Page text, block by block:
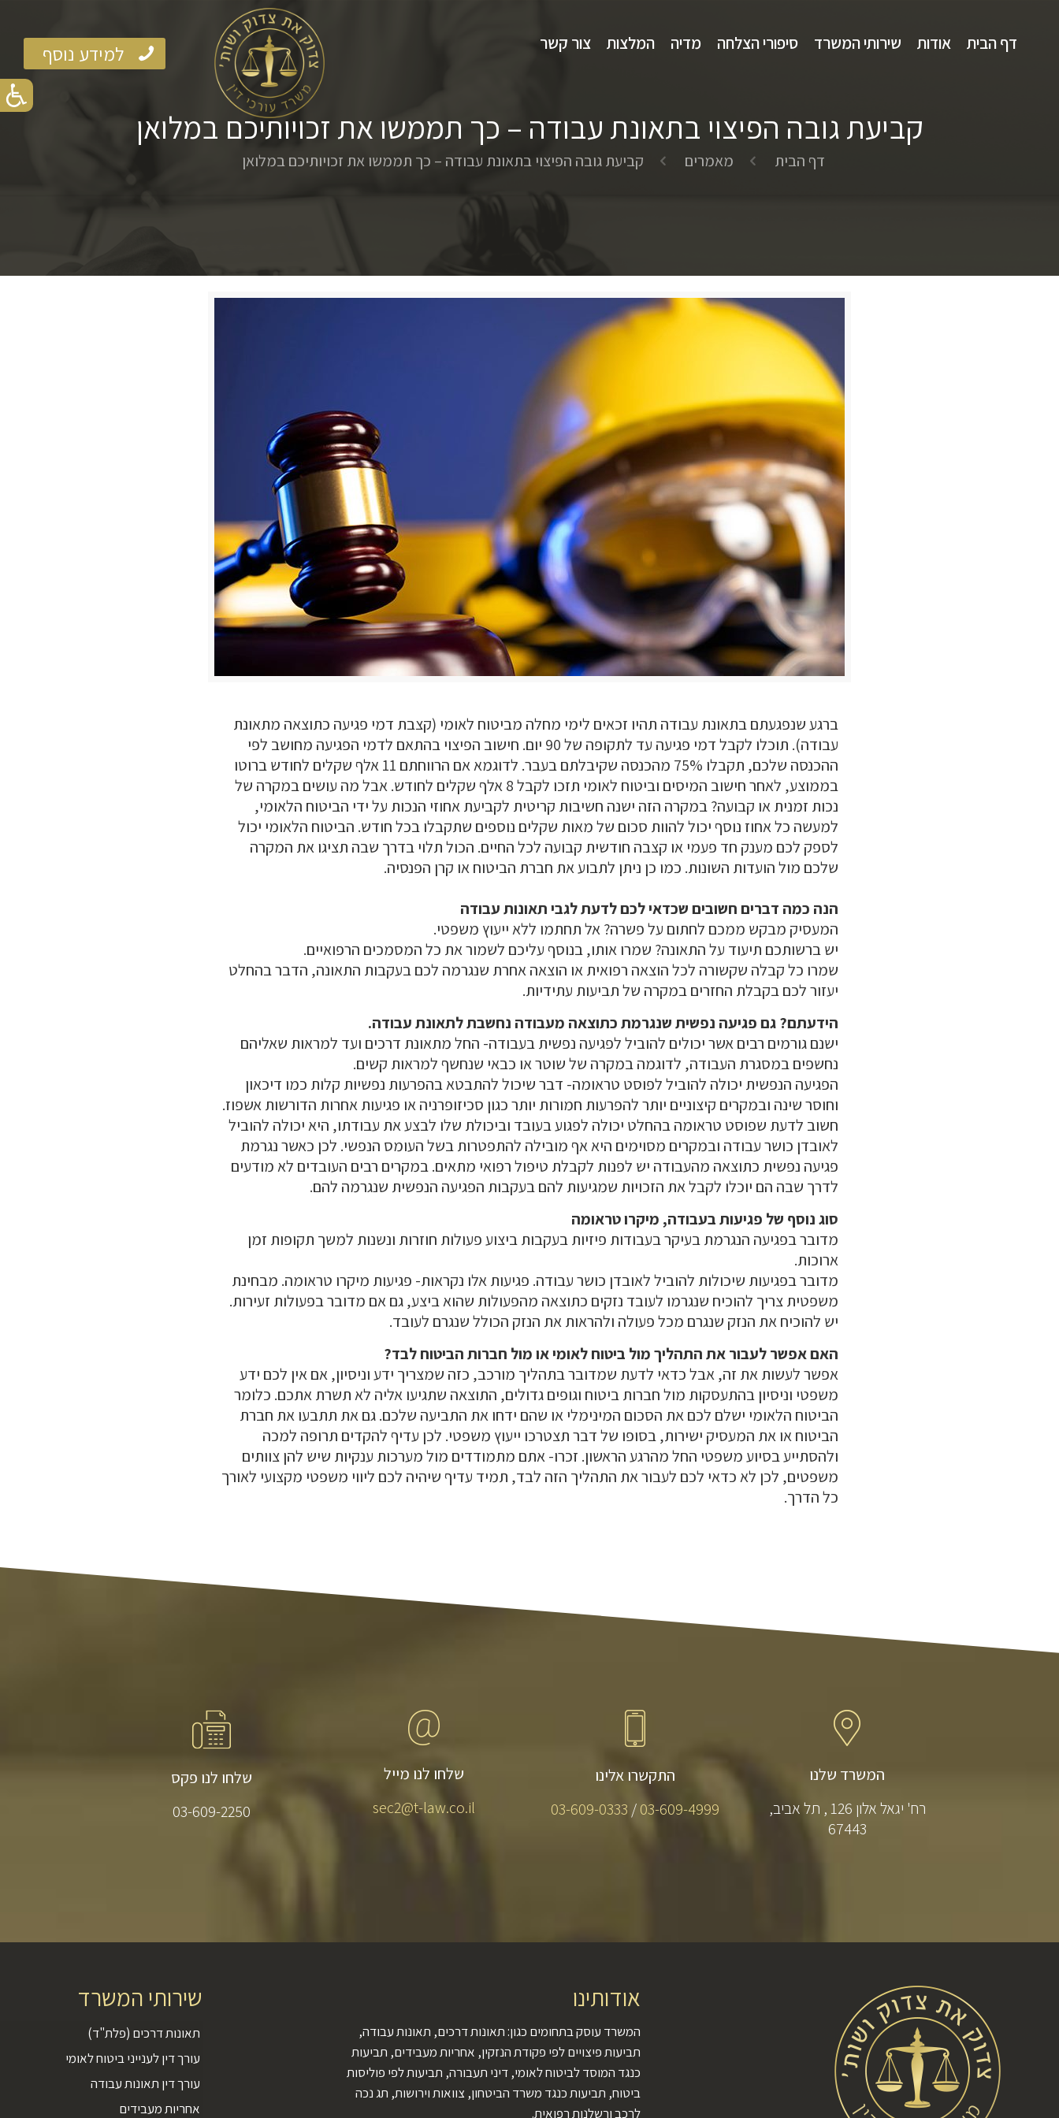
דף הבית אודות שירותי המשרד סיפורי הצלחה מדיה המלצות צור קשר למידע נוסף
קביעת גובה הפיצוי בתאונת עבודה – כך תממשו את זכויותיכם במלואן
דף הבית מאמרים קביעת גובה הפיצוי בתאונת עבודה – כך תממשו את זכויותיכם במלואן
ברגע שנפגעתם בתאונת עבודה תהיו זכאים לימי מחלה מביטוח לאומי (קצבת דמי פגיעה כתוצאה מתאונת
עבודה). תוכלו לקבל דמי פגיעה עד לתקופה של 90 יום. חישוב הפיצוי בהתאם לדמי הפגיעה מחושב לפי
ההכנסה שלכם, תקבלו 75% מהכנסה שקיבלתם בעבר. לדוגמא אם הרווחתם 11 אלף שקלים לחודש ברוטו
בממוצע, לאחר חישוב המיסים וביטוח לאומי תזכו לקבל 8 אלף שקלים לחודש. אבל מה עושים במקרה של
נכות זמנית או קבועה? במקרה הזה ישנה חשיבות קריטית לקביעת אחוזי הנכות על ידי הביטוח הלאומי,
למעשה כל אחוז נוסף יכול להוות סכום של מאות שקלים נוספים שתקבלו בכל חודש. הביטוח הלאומי יכול
לספק לכם מענק חד פעמי או קצבה חודשית קבועה לכל החיים. הכול תלוי בדרך שבה תציגו את המקרה
שלכם מול הועדות השונות. כמו כן ניתן לתבוע את חברת הביטוח או קרן הפנסיה.
הנה כמה דברים חשובים שכדאי לכם לדעת לגבי תאונות עבודה
המעסיק מבקש ממכם לחתום על פשרה? אל תחתמו ללא ייעוץ משפטי.
יש ברשותכם תיעוד על התאונה? שמרו אותו, בנוסף עליכם לשמור את כל המסמכים הרפואיים.
שמרו כל קבלה שקשורה לכל הוצאה רפואית או הוצאה אחרת שנגרמה לכם בעקבות התאונה, הדבר בהחלט
יעזור לכם בקבלת החזרים במקרה של תביעות עתידיות.
הידעתם? גם פגיעה נפשית שנגרמת כתוצאה מעבודה נחשבת לתאונת עבודה.
ישנם גורמים רבים אשר יכולים להוביל לפגיעה נפשית בעבודה- החל מתאונת דרכים ועד למראות שאליהם
נחשפים במסגרת העבודה, לדוגמה במקרה של שוטר או כבאי שנחשף למראות קשים.
הפגיעה הנפשית יכולה להוביל לפוסט טראומה- דבר שיכול להתבטא בהפרעות נפשיות קלות כמו דיכאון
וחוסר שינה ובמקרים קיצוניים יותר להפרעות חמורות יותר כגון סכיזופרניה או פגיעות אחרות הדורשות אשפוז.
חשוב לדעת שפוסט טראומה בהחלט יכולה לפגוע בעובד וביכולת שלו לבצע את עבודתו, היא יכולה להוביל
לאובדן כושר עבודה ובמקרים מסוימים היא אף מובילה להתפטרות בשל העומס הנפשי. לכן כאשר נגרמת
פגיעה נפשית כתוצאה מהעבודה יש לפנות לקבלת טיפול רפואי מתאים. במקרים רבים העובדים לא מודעים
לדרך שבה הם יוכלו לקבל את הזכויות שמגיעות להם בעקבות הפגיעה הנפשית שנגרמה להם.
סוג נוסף של פגיעות בעבודה, מיקרו טראומה
מדובר בפגיעה הנגרמת בעיקר בעבודות פיזיות בעקבות ביצוע פעולות חוזרות ונשנות למשך תקופות זמן
ארוכות.
מדובר בפגיעות שיכולות להוביל לאובדן כושר עבודה. פגיעות אלו נקראות- פגיעות מיקרו טראומה. מבחינת
משפטית צריך להוכיח שנגרמו לעובד נזקים כתוצאה מהפעולות שהוא ביצע, גם אם מדובר בפעולות זעירות.
יש להוכיח את הנזק שנגרם מכל פעולה ולהראות את הנזק הכולל שנגרם לעובד.
האם אפשר לעבור את התהליך מול ביטוח לאומי או מול חברות הביטוח לבד?
אפשר לעשות את זה, אבל כדאי לדעת שמדובר בתהליך מורכב, כזה שמצריך ידע וניסיון, אם אין לכם ידע
משפטי וניסיון בהתעסקות מול חברות ביטוח וגופים גדולים, התוצאה שתגיעו אליה לא תשרת אתכם. כלומר
הביטוח הלאומי ישלם לכם את הסכום המינימלי או שהם ידחו את התביעה שלכם. גם את תתבעו את חברת
הביטוח או את המעסיק ישירות, בסופו של דבר תצטרכו ייעוץ משפטי. לכן עדיף להקדים תרופה למכה
ולהסתייע בסיוע משפטי החל מהרגע הראשון. זכרו- אתם מתמודדים מול מערכות ענקיות שיש להן צוותים
משפטים, לכן לא כדאי לכם לעבור את התהליך הזה לבד, תמיד עדיף שיהיה לכם ליווי משפטי מקצועי לאורך
כל הדרך.
המשרד שלנו
רח' יגאל אלון 126 , תל אביב,
67443
התקשרו אלינו
03-609-49​99
/
03-609-0333
שלחו לנו מייל
sec2@t-law.co.il
שלחו לנו פקס
03-609-2250
אודותינו
המשרד עוסק בתחומים כגון: תאונות דרכים, תאונות עבודה,
תביעות פיצויים לפי פקודת הנזקין, אחריות מעבידים, תביעות
כנגד המוסד לביטוח לאומי, דיני תעבורה, תביעות לפי פוליסות
ביטוח, תביעות כנגד משרד הביטחון, צוואות וירושות, תג נכה
לרכב ורשלנות רפואית.
שירותי המשרד
תאונות דרכים (פלת"ד)
עורך דין לענייני ביטוח לאומי
עורך דין תאונות עבודה
אחריות מעבידים